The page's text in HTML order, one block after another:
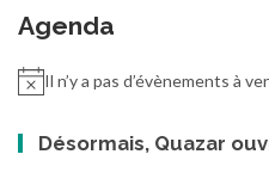
Agenda
Il n’y a pas d’évènements à
Désormais, Quazar